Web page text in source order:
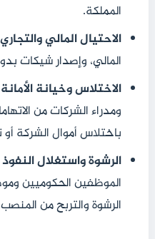
المملكة.
الاحتيال المالي
المالي، وإصدار شيكات
الاختلاس وخيانة
ومدراء الشركات من
باختلاس أموال الشركة أو
الرشوة واستغلال
الموظفين الحكوميين
الرشوة والتربح من